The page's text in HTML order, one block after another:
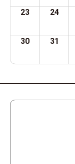
23 24
30 31